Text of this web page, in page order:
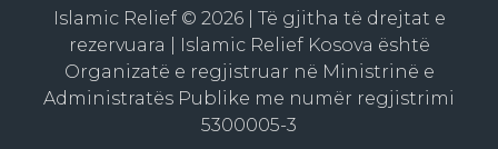
Islamic Relief © 2026 | Të gjitha të drejtat e
rezervuara | Islamic Relief Kosova është
Organizatë e regjistruar në Ministrinë e
Administratës Publike me numër regjistrimi
5300005-3